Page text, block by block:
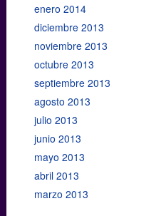
enero 2014
diciembre 2013
noviembre 2013
octubre 2013
septiembre 2013
agosto 2013
julio 2013
junio 2013
mayo 2013
abril 2013
marzo 2013